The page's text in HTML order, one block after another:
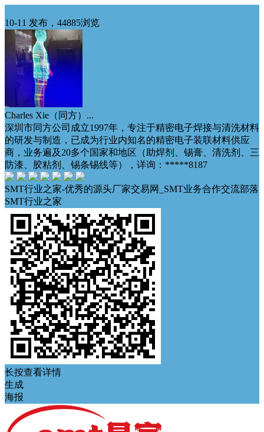
10-11 发布，44885浏览
Charles Xie（同方）...
深圳市同方公司成立1997年，专注于精密电子焊接与清洗材料
的研发与制造，已成为行业内知名的精密电子装联材料供应
商，业务遍及20多个国家和地区（助焊剂、锡膏、清洗剂、三
防漆、胶粘剂、锡条锡线等），详询：*****8187
SMT行业之家-优秀的源头厂家交易网_SMT业务合作交流部落
SMT行业之家
长按查看详情
生成
海报